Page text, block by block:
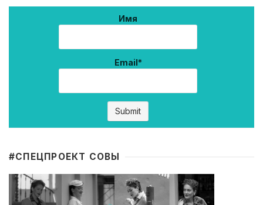
Имя
Email*
#CПЕЦПРОЕКТ СОВЫ